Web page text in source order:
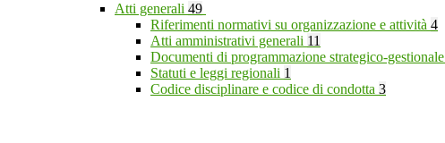
Atti generali 49
Riferimenti normativi su organizzazione e attività 4
Atti amministrativi generali 11
Documenti di programmazione strategico-gestionale
Statuti e leggi regionali 1
Codice disciplinare e codice di condotta 3